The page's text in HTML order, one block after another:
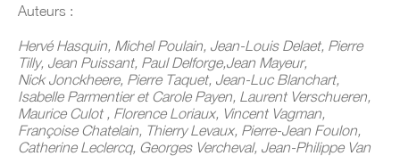
Auteurs :
Hervé Hasquin, Michel Poulain, Jean-Louis Delaet, Pierre
Tilly, Jean Puissant, Paul Delforge,Jean Mayeur,
Nick Jonckheere, Pierre Taquet, Jean-Luc Blanchart,
Isabelle Parmentier et Carole Payen, Laurent Verschueren,
Maurice Culot , Florence Loriaux, Vincent Vagman,
Françoise Chatelain, Thierry Levaux, Pierre-Jean Foulon,
Catherine Leclercq, Georges Vercheval, Jean-Philippe Van